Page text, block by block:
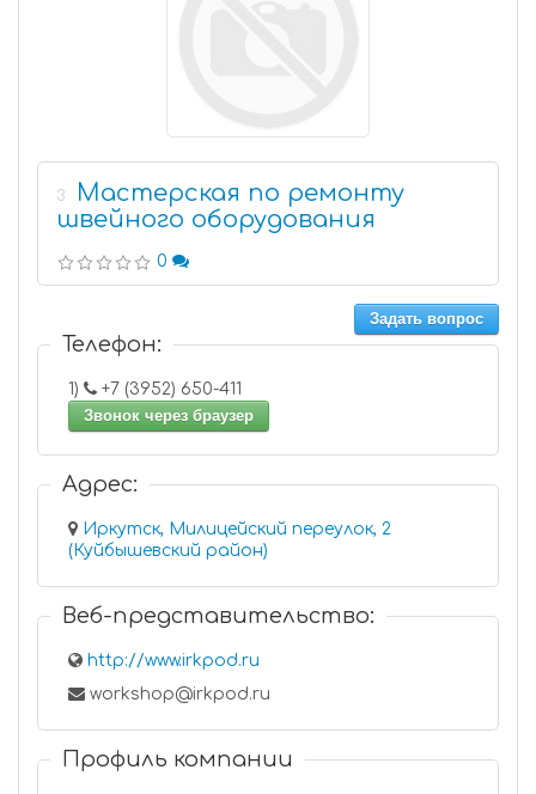
3
Мастерская по ремонту
швейного оборудования
0
Задать вопрос
Телефон:
1)
+7 (3952) 650-411
Звонок через браузер
Адрес:
Иркутск, Милицейский переулок, 2
(Куйбышевский район)
Веб-представительство:
http://www.irkpod.ru
workshop@irkpod.ru
Профиль компании